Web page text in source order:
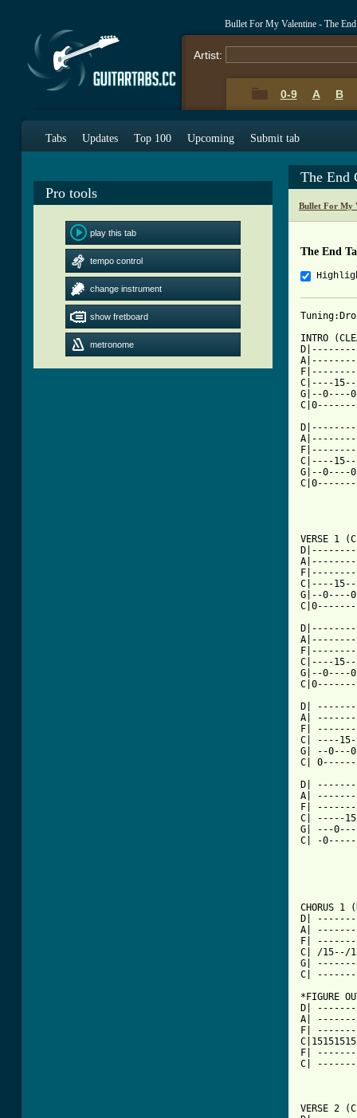
Bullet For My Valentine - The
Artist:
0-9 A B
Tabs Updates Top 100 Upcoming Submit tab
Pro tools
play this tab
tempo control
change instrument
show fretboard
metronome
The End
Bullet For My
The End
INTRO
C|----
G|--
C|----
G|--
VERSE 1
C|----
G|--0----
C|----
G|--
D|
A|
F|
C| ----
G| --0---
C|
D|
A|
F|
C| -----
G| ---
C| -
CHORUS 1
D|
A|
F|
C| /15--/
G|
C|
*FIGURE
D|
A|
F|
F|
C|
VERSE 2